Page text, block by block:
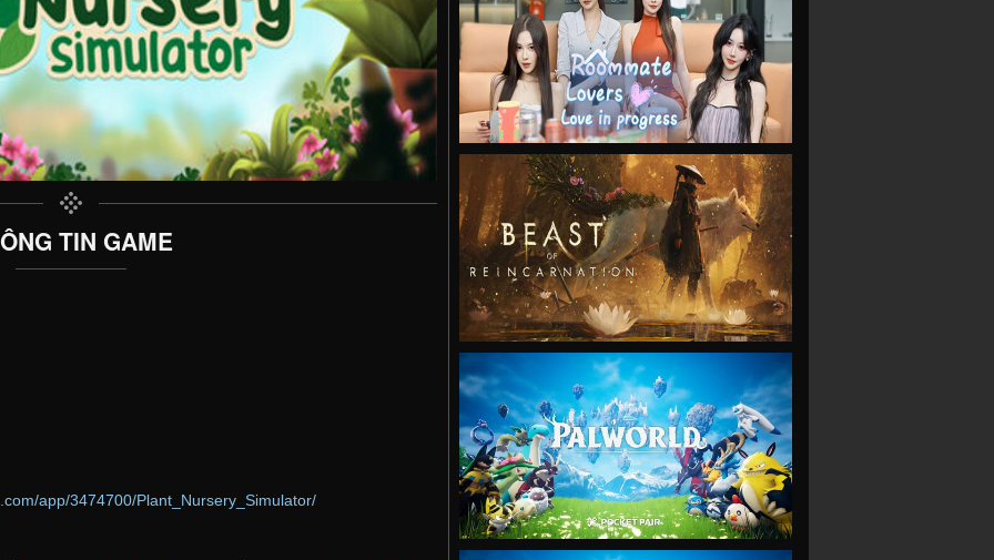
TIN GAME
app/3474700/Plant_Nursery_Simulator/
VIEW
VIEW
VIEW